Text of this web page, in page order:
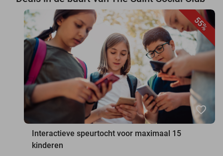
55%
favorite_border
Interactieve speurtocht voor maximaal 15
kinderen